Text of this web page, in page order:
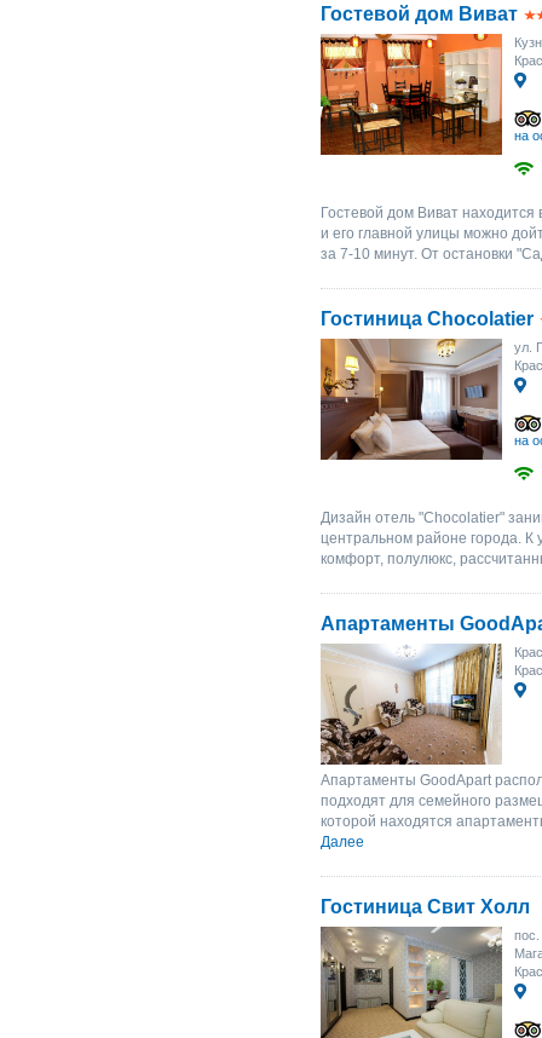
Гостевой дом Виват
на
Гостевой дом Виват
и его главной улицы можно
за 7-10 минут. От остановки
Гостиница Chocolatier
ул.
на
Дизайн отель "Chocolatier"
центральном районе города. К
комфорт, полулюкс,
Апартаменты
Апартаменты GoodApart
подходят для семейного
которой находятся
Далее
Гостиница Свит Холл